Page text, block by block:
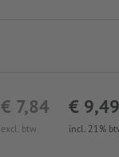
excl. btw
€ 7,84
incl. 21%
€ 9,49